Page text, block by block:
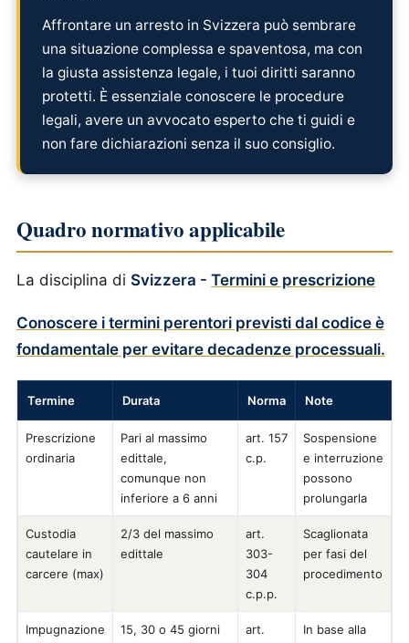
Affrontare un arresto in Svizzera può sembrare
una situazione complessa e spaventosa, ma con
la giusta assistenza legale, i tuoi diritti saranno
protetti. È essenziale conoscere le procedure
legali, avere un avvocato esperto che ti guidi e
non fare dichiarazioni senza il suo consiglio.
Quadro normativo applicabile
La disciplina di Svizzera - Termini e prescrizione
Conoscere i termini perentori previsti dal codice è
fondamentale per evitare decadenze processuali.
Termine Durata Norma Note
Prescrizione
ordinaria
Pari al massimo
edittale,
comunque non
inferiore a 6 anni
art. 157
c.p.
Sospensione
e interruzione
possono
prolungarla
Custodia
cautelare in
carcere (max)
2/3 del massimo
edittale
art.
303-
304
c.p.p.
Scaglionata
per fasi del
procedimento
Impugnazione
15, 30 o 45 giorni
art.
In base alla